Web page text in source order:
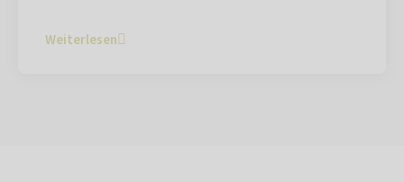
Weiterlesen